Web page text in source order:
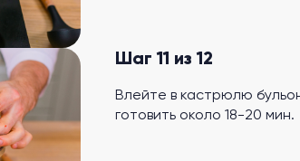
Шаг 11 из 12
Влейте в кастрюлю
готовить около 18-20 мин.